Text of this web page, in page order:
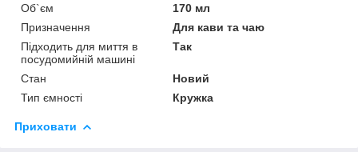
Об`єм
170 мл
Призначення
Для кави та чаю
Підходить для миття в
посудомийній машині
Так
Стан
Новий
Тип ємності
Кружка
Приховати